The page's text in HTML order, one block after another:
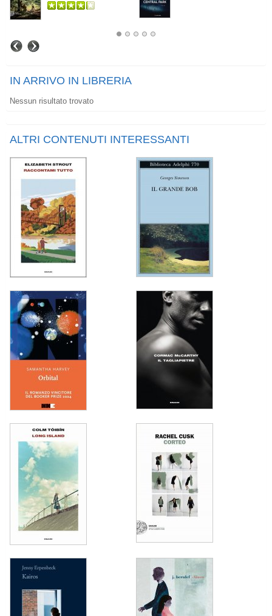
IN ARRIVO IN LIBRERIA
Nessun risultato trovato
ALTRI CONTENUTI INTERESSANTI